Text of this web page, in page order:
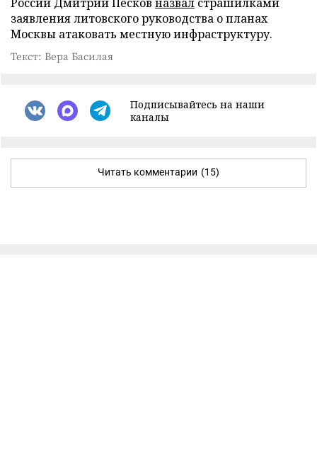
заявления литовского руководства о планах
Москвы атаковать местную инфраструктуру.
Текст: Вера Басилая
Подписывайтесь на наши
каналы
Читать комментарии (15)